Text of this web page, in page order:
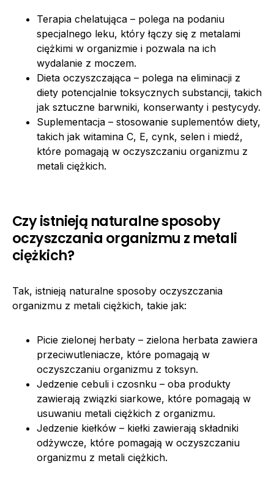
Terapia chelatująca – polega na podaniu
specjalnego leku, który łączy się z metalami
ciężkimi w organizmie i pozwala na ich
wydalanie z moczem.
Dieta oczyszczająca – polega na eliminacji z
diety potencjalnie toksycznych substancji, takich
jak sztuczne barwniki, konserwanty i pestycydy.
Suplementacja – stosowanie suplementów diety,
takich jak witamina C, E, cynk, selen i miedź,
które pomagają w oczyszczaniu organizmu z
metali ciężkich.
Czy istnieją naturalne sposoby
oczyszczania organizmu z metali
ciężkich?
Tak, istnieją naturalne sposoby oczyszczania
organizmu z metali ciężkich, takie jak:
Picie zielonej herbaty – zielona herbata zawiera
przeciwutleniacze, które pomagają w
oczyszczaniu organizmu z toksyn.
Jedzenie cebuli i czosnku – oba produkty
zawierają związki siarkowe, które pomagają w
usuwaniu metali ciężkich z organizmu.
Jedzenie kiełków – kiełki zawierają składniki
odżywcze, które pomagają w oczyszczaniu
organizmu z metali ciężkich.